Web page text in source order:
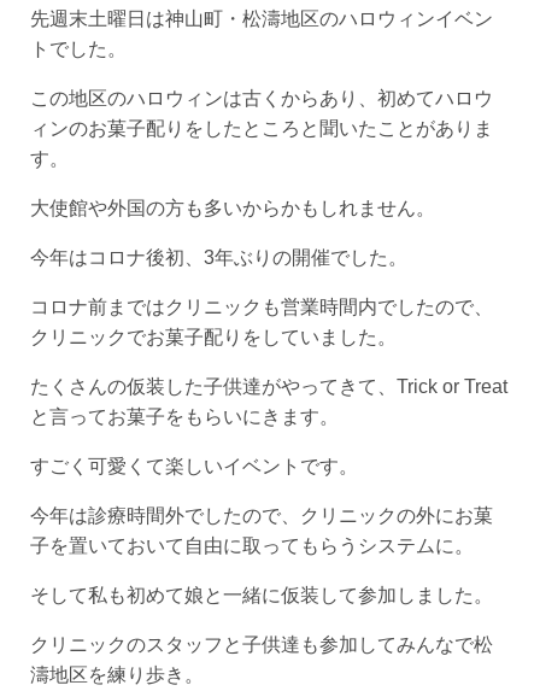
先週末土曜日は神山町・松濤地区のハロウィンイベン
トでした。
この地区のハロウィンは古くからあり、初めてハロウ
ィンのお菓子配りをしたところと聞いたことがありま
す。
大使館や外国の方も多いからかもしれません。
今年はコロナ後初、3年ぶりの開催でした。
コロナ前まではクリニックも営業時間内でしたので、
クリニックでお菓子配りをしていました。
たくさんの仮装した子供達がやってきて、Trick or Treat
と言ってお菓子をもらいにきます。
すごく可愛くて楽しいイベントです。
今年は診療時間外でしたので、クリニックの外にお菓
子を置いておいて自由に取ってもらうシステムに。
そして私も初めて娘と一緒に仮装して参加しました。
クリニックのスタッフと子供達も参加してみんなで松
濤地区を練り歩き。